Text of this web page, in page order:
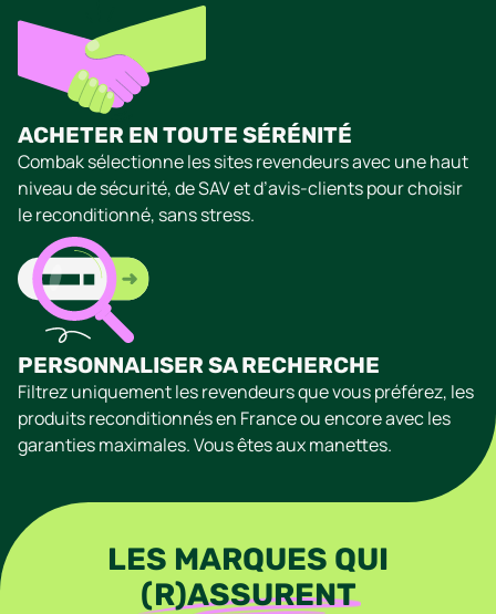
ACHETER EN TOUTE SÉRÉNITÉ
Combak sélectionne les sites revendeurs avec une haut
niveau de sécurité, de SAV et d’avis-clients pour choisir
le reconditionné, sans stress.
PERSONNALISER SA RECHERCHE
Filtrez uniquement les revendeurs que vous préférez, les
produits reconditionnés en France ou encore avec les
garanties maximales. Vous êtes aux manettes.
LES MARQUES QUI
(R)ASSURENT